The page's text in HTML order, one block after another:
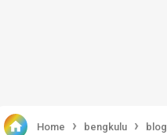
 Home › bengkulu › blog